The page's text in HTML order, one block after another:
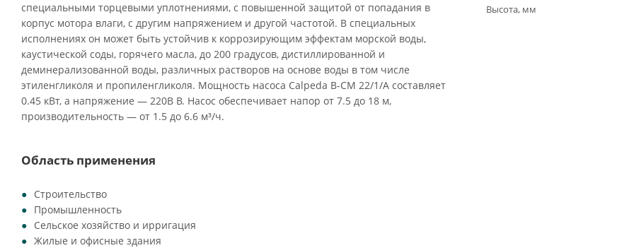
специальными торцевыми уплотнениями, с повышенной защитой от попадания в
корпус мотора влаги, с другим напряжением и другой частотой. В специальных
исполнениях он может быть устойчив к коррозирующим эффектам морской воды,
каустической соды, горячего масла, до 200 градусов, дистиллированной и
деминерализованной воды, различных растворов на основе воды в том числе
этиленгликоля и пропиленгликоля. Мощность насоса Calpeda B-CM 22/1/A составляет
0.45 кВт, а напряжение — 220В В. Насос обеспечивает напор от 7.5 до 18 м,
производительность — от 1.5 до 6.6 м³/ч.
Область применения
Строительство
Промышленность
Сельское хозяйство и ирригация
Жилые и офисные здания
Высота, мм